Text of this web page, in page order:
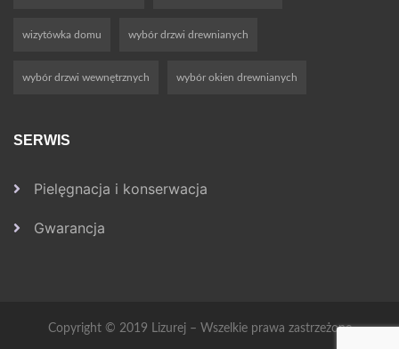
wizytówka domu wybór drzwi drewnianych
wybór drzwi wewnętrznych wybór okien drewnianych
SERWIS
Pielęgnacja i konserwacja
Gwarancja
Copyright © 2019 Lizurej – Wszelkie prawa zastrzeżone